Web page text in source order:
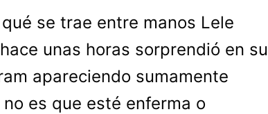
se trae entre manos Lele
unas horas sorprendió en su
apareciendo sumamente
es que esté enferma o